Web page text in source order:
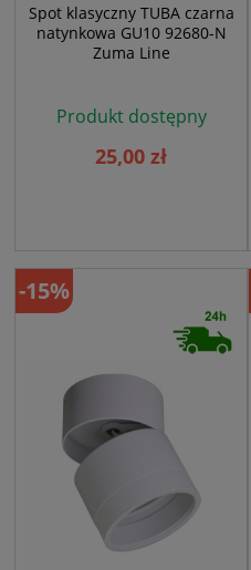
Spot klasyczny TUBA czarna
natynkowa GU10 92680-N
Zuma Line
Produkt dostępny
25,00 zł
-15%